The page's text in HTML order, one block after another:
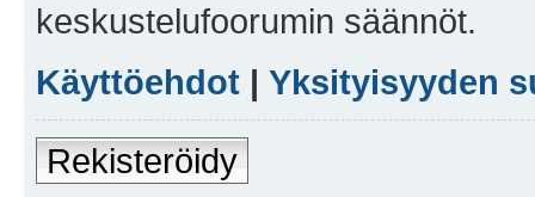
keskustelufoorumin säännöt.
Käyttöehdot | Yksityisyyden
Rekisteröidy